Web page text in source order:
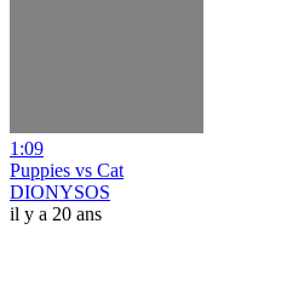
1:09
Puppies vs Cat
DIONYSOS
il y a 20 ans